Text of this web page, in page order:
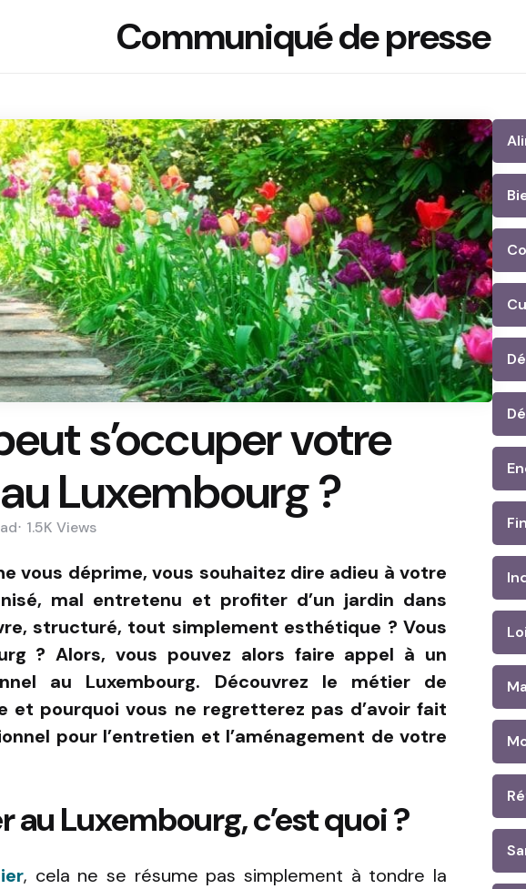
Communiqué de presse
s’occuper votre
Luxembourg ?
1.5K Views
vous déprime, vous souhaitez dire adieu à votre
mal entretenu et profiter d’un jardin dans
structuré, tout simplement esthétique ? Vous
? Alors, vous pouvez alors faire appel à un
au Luxembourg. Découvrez le métier de
et pourquoi vous ne regretterez pas d’avoir fait
pour l’entretien et l’aménagement de votre
au Luxembourg, c’est quoi ?
, cela ne se résume pas simplement à tondre la